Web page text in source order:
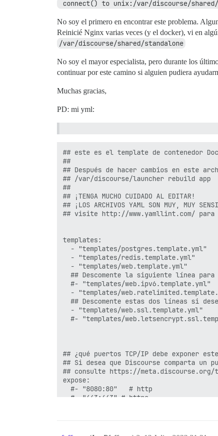
connect() to unix:/var/discourse/
No soy el primero en encontrar este problema.
Reinicié Nginx varias veces (y el docker), vi en
/var/discourse/shared/standalone
No soy el mayor especialista, pero durante los
continuar por este camino si alguien pudiera
Muchas gracias,
PD: mi yml:
## este es el template de contenedor
##
## Después de hacer cambios en este
## /var/discourse/launcher rebuild app
##
## ¡TENGA MUCHO CUIDADO AL EDITAR!
## ¡LOS ARCHIVOS YAML SON MUY, MUY
## visite http://www.yamllint.com/ para
templates:
  - "templates/postgres.template.yml"
  - "templates/redis.template.yml"
  - "templates/web.template.yml"
## Descomente la siguiente línea
  #- "templates/web.ipv6.template.yml"
- "templates/
## Descomente estas dos líneas si
  - "templates/web.ssl.template.yml"
#- "templates/
## ¿qué puertos TCP/IP debe exponer
## Si desea que Discourse comparta un
## consulte https://meta.discourse.org/
expose:
  #- "8080:80"   # http
  #- "443:443" # https